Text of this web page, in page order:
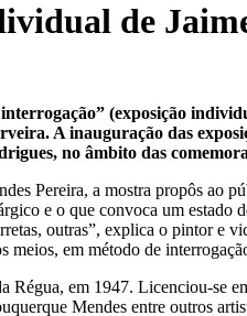
de
(exposição
A inauguração das
no âmbito das
Pereira, a mostra propôs ao
e o que convoca um
outras”, explica o pintor e
meios, em método de
Régua, em 1947. Licenciou-se
Mendes entre outros